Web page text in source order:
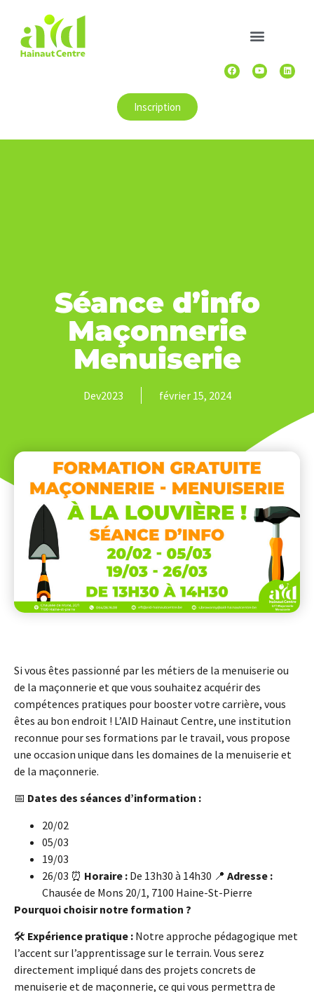
Inscription
Séance d’info
Maçonnerie
Menuiserie
Dev2023 février 15, 2024
Si vous êtes passionné par les métiers de la menuiserie ou
de la maçonnerie et que vous souhaitez acquérir des
compétences pratiques pour booster votre carrière, vous
êtes au bon endroit ! L’AID Hainaut Centre, une institution
reconnue pour ses formations par le travail, vous propose
une occasion unique dans les domaines de la menuiserie et
de la maçonnerie.
📅 Dates des séances d’information :
20/02
05/03
19/03
26/03 ⏰ Horaire : De 13h30 à 14h30 📍 Adresse :
Chausée de Mons 20/1, 7100 Haine-St-Pierre
Pourquoi choisir notre formation ?
🛠️ Expérience pratique : Notre approche pédagogique met
l’accent sur l’apprentissage sur le terrain. Vous serez
directement impliqué dans des projets concrets de
menuiserie et de maçonnerie, ce qui vous permettra de